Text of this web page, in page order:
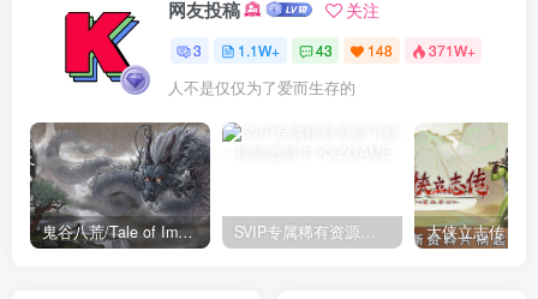
网友投稿 关注
3 1.1W+ 43 148 371W+
人不是仅仅为了爱而生存的
鬼谷八荒/Tale of Immortal v1.2.105.259|角色扮演|容量27.4GB|免安装绿色中文版 SVIP专属稀有资源下载 – 持续更新中